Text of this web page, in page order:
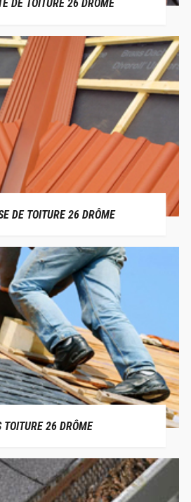
DE TOITURE 26 DRÔME
DE TOITURE 26 DRÔME
TOITURE 26 DRÔME